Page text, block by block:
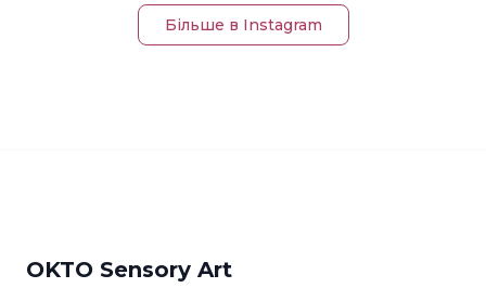
Більше в Instagram
OKTO Sensory Art